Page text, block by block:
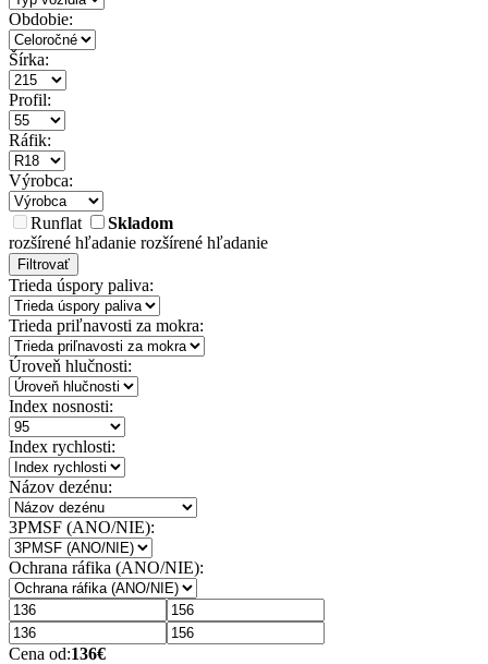
Obdobie:
Šírka:
Profil:
Ráfik:
Výrobca:
Runflat
Skladom
rozšírené hľadanie rozšírené hľadanie
Filtrovať
Trieda úspory paliva:
Trieda priľnavosti za mokra:
Úroveň hlučnosti:
Index nosnosti:
Index rychlosti:
Názov dezénu:
3PMSF (ANO/NIE):
Ochrana ráfika (ANO/NIE):
Cena od:136€